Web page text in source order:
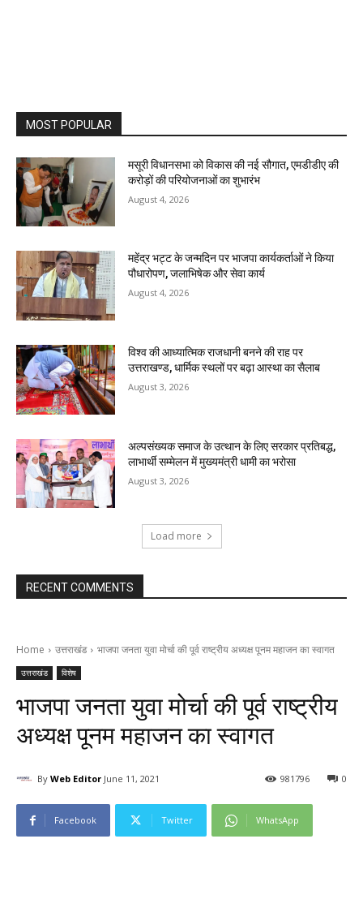
MOST POPULAR
मसूरी विधानसभा को विकास की नई सौगात, एमडीडीए की
करोड़ों की परियोजनाओं का शुभारंभ
August 4, 2026
महेंद्र भट्ट के जन्मदिन पर भाजपा कार्यकर्ताओं ने किया
पौधारोपण, जलाभिषेक और सेवा कार्य
August 4, 2026
विश्व की आध्यात्मिक राजधानी बनने की राह पर
उत्तराखण्ड, धार्मिक स्थलों पर बढ़ा आस्था का सैलाब
August 3, 2026
अल्पसंख्यक समाज के उत्थान के लिए सरकार प्रतिबद्ध,
लाभार्थी सम्मेलन में मुख्यमंत्री धामी का भरोसा
August 3, 2026
Load more
RECENT COMMENTS